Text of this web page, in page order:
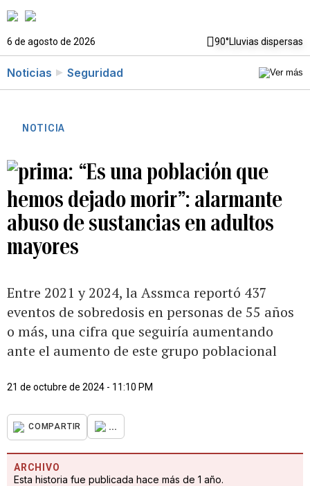
6 de agosto de 2026 90°Lluvias dispersas
Noticias Seguridad
NOTICIA
“Es una población que
hemos dejado morir”: alarmante
abuso de sustancias en adultos
mayores
Entre 2021 y 2024, la Assmca reportó 437
eventos de sobredosis en personas de 55 años
o más, una cifra que seguiría aumentando
ante el aumento de este grupo poblacional
21 de octubre de 2024 - 11:10 PM
COMPARTIR ...
ARCHIVO
Esta historia fue publicada hace más de 1 año.